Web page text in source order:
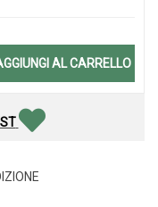
AL CARRELLO